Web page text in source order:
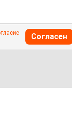
Согласен